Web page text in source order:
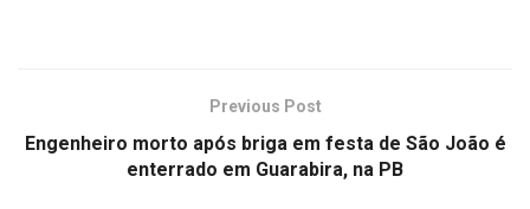
Previous Post
Engenheiro morto após briga em festa de São João é
enterrado em Guarabira, na PB